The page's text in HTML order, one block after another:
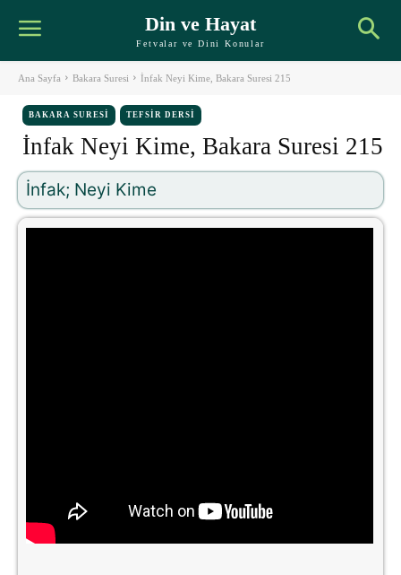
Din ve Hayat
Fetvalar ve Dini Konular
Ana Sayfa Bakara Suresi İnfak Neyi Kime, Bakara Suresi 215
BAKARA SURESI TEFSIR DERSI
İnfak Neyi Kime, Bakara Suresi 215
İnfak; Neyi Kime